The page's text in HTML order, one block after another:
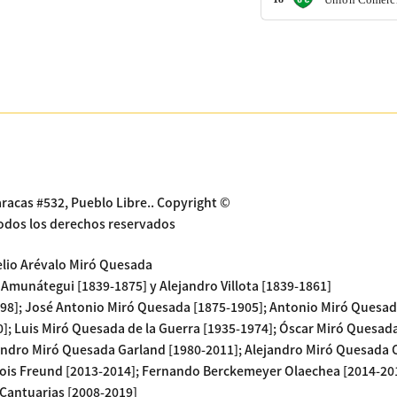
#532, Pueblo Libre.. Copyright ©
los derechos reservados
Arévalo Miró Quesada
[1839-1875] y Alejandro Villota [1839-1861]
José Antonio Miró Quesada [1875-1905]; Antonio Miró
Luis Miró Quesada de la Guerra [1935-1974]; Óscar Miró
Miró Quesada Garland [1980-2011]; Alejandro Miró Quesada
Freund [2013-2014]; Fernando Berckemeyer Olaechea [2014-
[2008-2019]